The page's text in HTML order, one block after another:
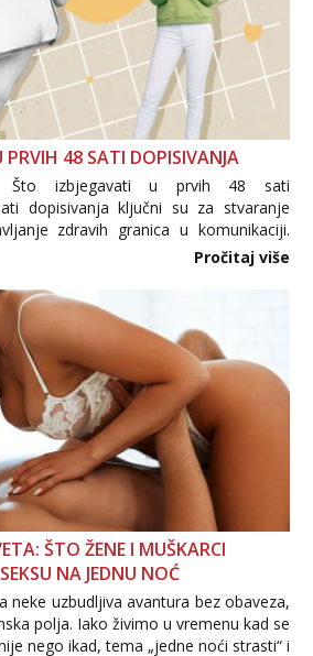
PRVIH 48 SATI DOPISIVANJA
Što izbjegavati u prvih 48 sati
dopisivanja ključni su za stvaranje
zdravih granica u komunikaciji.
otkrivanje osobnih ili intimnih
osoba još nije zaslužila to
Pročitaj više
ŠTO ŽENE I MUŠKARCI
NA JEDNU NOĆ
neke uzbudljiva avantura bez obaveza,
polja. Iako živimo u vremenu kad se
nego ikad, tema „jedne noći strasti“ i